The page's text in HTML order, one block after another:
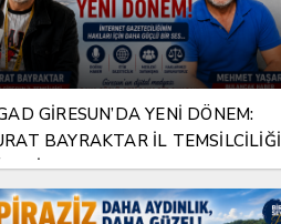
GİRESUN’DA YENİ DÖNEM:
BAYRAKTAR İL TEMSİLCİLİĞİ
ATANDI